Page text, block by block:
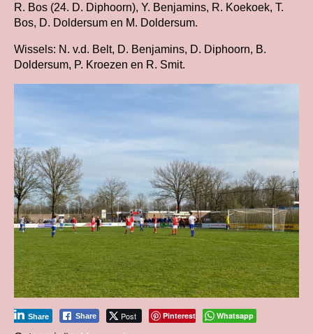
R. Bos (24. D. Diphoorn), Y. Benjamins, R. Koekoek, T.
Bos, D. Doldersum en M. Doldersum.
Wissels: N. v.d. Belt, D. Benjamins, D. Diphoorn, B.
Doldersum, P. Kroezen en R. Smit.
Share Post
Share Pinterest Whatsapp